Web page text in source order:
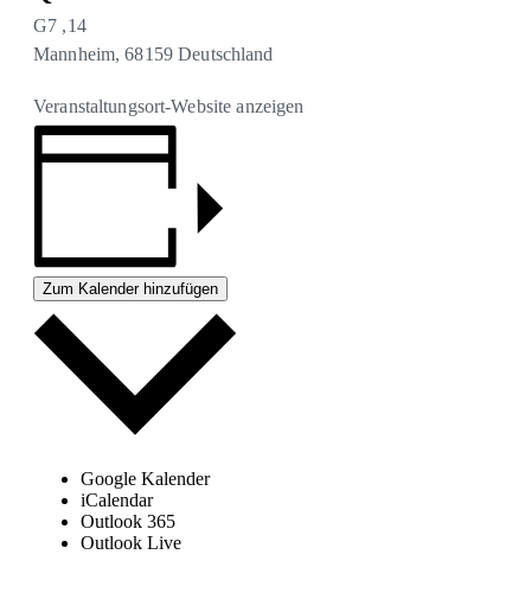
G7 ,14
Mannheim, 68159 Deutschland
Veranstaltungsort-Website anzeigen
Zum Kalender hinzufügen
Google Kalender
iCalendar
Outlook 365
Outlook Live